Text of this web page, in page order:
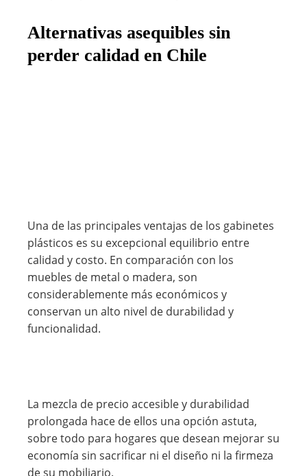
Alternativas asequibles sin
perder calidad en Chile
Una de las principales ventajas de los gabinetes
plásticos es su excepcional equilibrio entre
calidad y costo. En comparación con los
muebles de metal o madera, son
considerablemente más económicos y
conservan un alto nivel de durabilidad y
funcionalidad.
La mezcla de precio accesible y durabilidad
prolongada hace de ellos una opción astuta,
sobre todo para hogares que desean mejorar su
economía sin sacrificar ni el diseño ni la firmeza
de su mobiliario.